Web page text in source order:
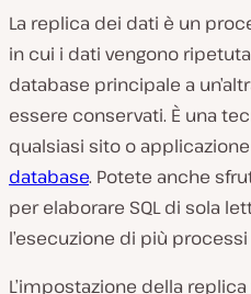
La replica dei dati è un
in cui i dati vengono
database principale a
essere conservati. È una
qualsiasi sito o
database. Potete anche
per elaborare SQL di sola
l’esecuzione di più
L’impostazione della